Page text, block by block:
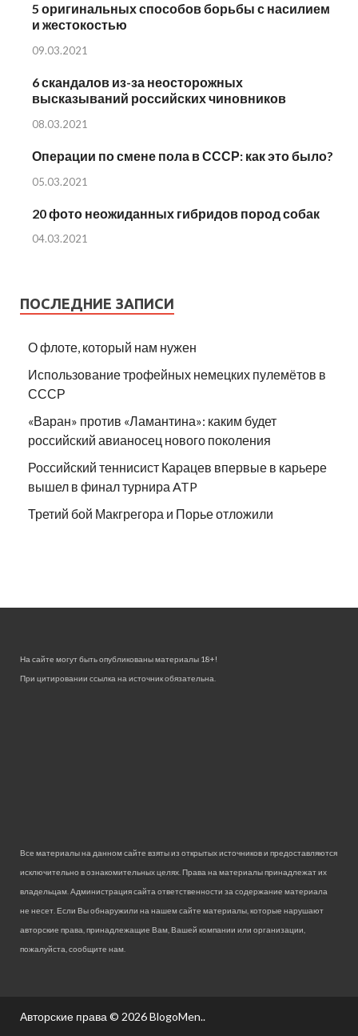
5 оригинальных способов борьбы с насилием
и жестокостью
09.03.2021
6 скандалов из-за неосторожных
высказываний российских чиновников
08.03.2021
Операции по смене пола в СССР: как это было?
05.03.2021
20 фото неожиданных гибридов пород собак
04.03.2021
ПОСЛЕДНИЕ ЗАПИСИ
О флоте, который нам нужен
Использование трофейных немецких пулемётов в
СССР
«Варан» против «Ламантина»: каким будет
российский авианосец нового поколения
Российский теннисист Карацев впервые в карьере
вышел в финал турнира ATP
Третий бой Макгрегора и Порье отложили
На сайте могут быть опубликованы материалы 18+!
При цитировании ссылка на источник обязательна.
Все материалы на данном сайте взяты из открытых источников и предоставляются
исключительно в ознакомительных целях. Права на материалы принадлежат их
владельцам. Администрация сайта ответственности за содержание материала
не несет. Если Вы обнаружили на нашем сайте материалы, которые нарушают
авторские права, принадлежащие Вам, Вашей компании или организации,
пожалуйста, сообщите нам.
Авторские права © 2026BlogoMen..